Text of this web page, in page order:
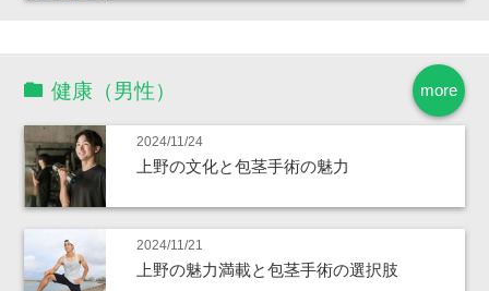
more
健康（男性）
2024/11/24
上野の文化と包茎手術の魅力
2024/11/21
上野の魅力満載と包茎手術の選択肢